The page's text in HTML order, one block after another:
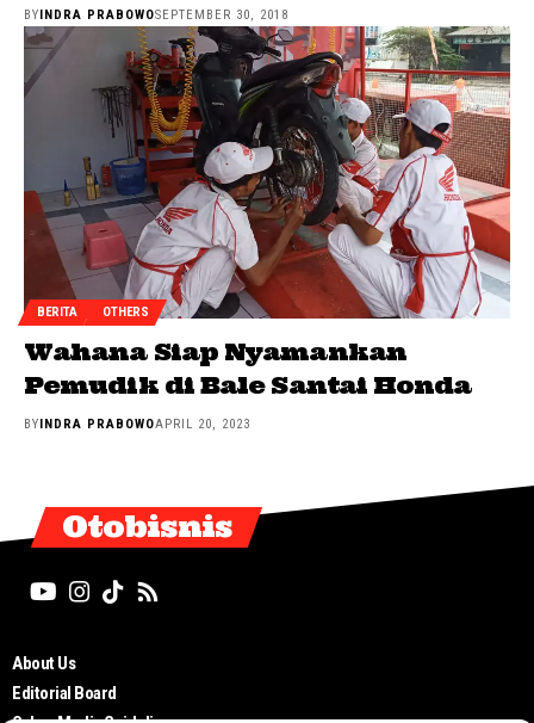
BYINDRA PRABOWOSEPTEMBER 30, 2018
BERITA OTHERS
Wahana Siap Nyamankan
Pemudik di Bale Santai Honda
BYINDRA PRABOWOAPRIL 20, 2023
Otobisnis
About Us
Editorial Board